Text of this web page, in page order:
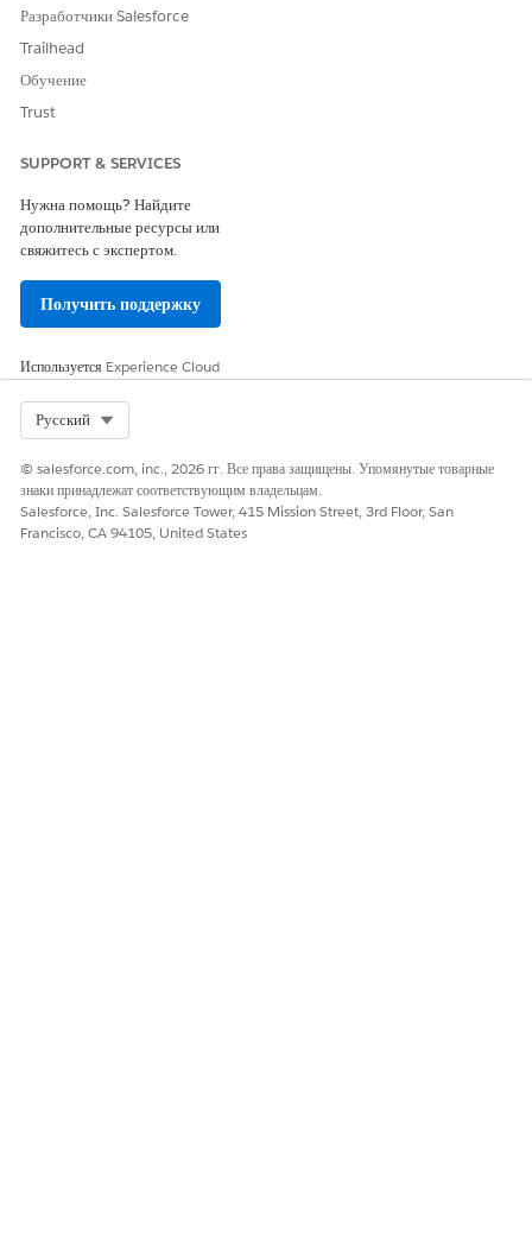
Разработчики Salesforce
Trailhead
Обучение
Trust
SUPPORT & SERVICES
Нужна помощь? Найдите
дополнительные ресурсы или
свяжитесь с экспертом.
Получить поддержку
Используется Experience Cloud
Русский
© salesforce.com, inc., 2026 гг. Все права защищены. Упомянутые товарные
знаки принадлежат соответствующим владельцам.
Salesforce, Inc. Salesforce Tower, 415 Mission Street, 3rd Floor, San
Francisco, CA 94105, United States